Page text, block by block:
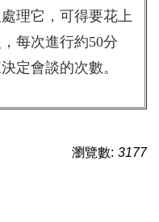
理它，可得要花上
每次進行約50分
定會談的次數。
瀏覽數: 3177